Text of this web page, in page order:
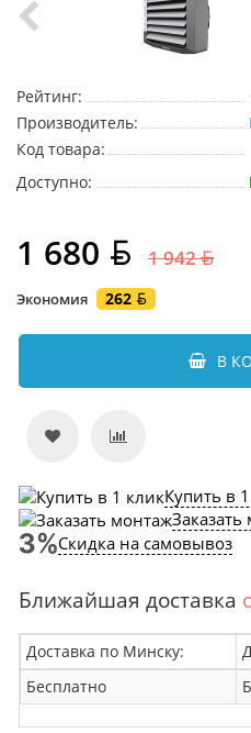
Рейтинг:
Производитель:
Код товара:
Доступно:
1 680 1 942
Экономия 262
В
Купить в
Скидка на самовывоз
Ближайшая доставка
Доставка по Минску:
Бесплатно